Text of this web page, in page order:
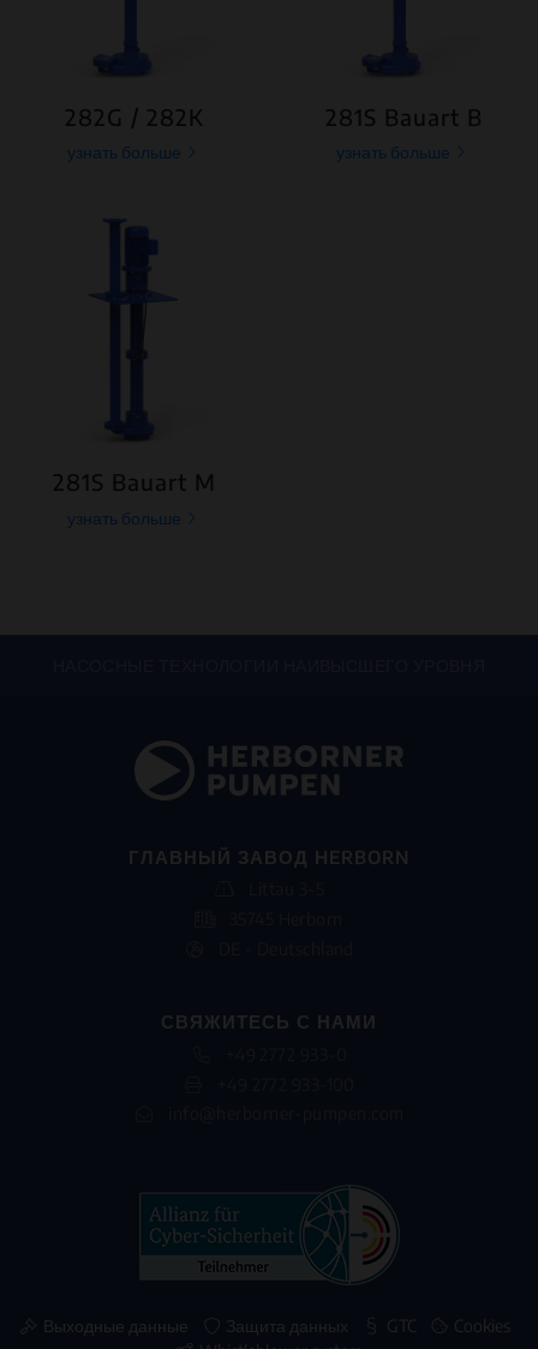
282G / 282K
узнать больше
281S Bauart B
узнать больше
281S Bauart M
узнать больше
ГЛАВНЫЙ ЗАВОД HERBORN
СВЯЖИТЕСЬ С НАМИ
Выходные данные Защита данных GTC
Cookies